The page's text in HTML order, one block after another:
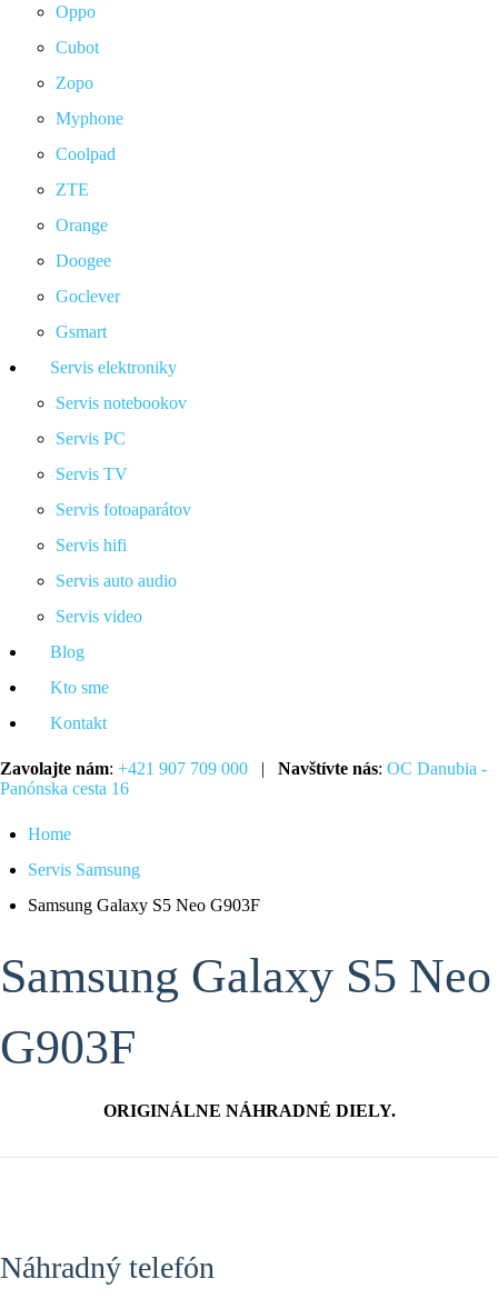
Oppo
Cubot
Zopo
Myphone
Coolpad
ZTE
Orange
Doogee
Goclever
Gsmart
Servis elektroniky
Servis notebookov
Servis PC
Servis TV
Servis fotoaparátov
Servis hifi
Servis auto audio
Servis video
Blog
Kto sme
Kontakt
Zavolajte nám: +421 907 709 000 | Navštívte nás: OC Danubia -
Panónska cesta 16
Home
Servis Samsung
Samsung Galaxy S5 Neo G903F
Samsung Galaxy S5 Neo
G903F
ORIGINÁLNE NÁHRADNÉ DIELY.
Náhradný telefón